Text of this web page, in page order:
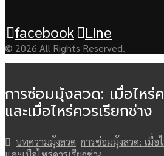
facebook Line
© 2026 All Rights Reserved.
การซ่อมมุ้งลวด: เมื่อไหร่
และเมื่อไหร่ควรเรียกช่าง
บทความมุ้งลวด การซ่อมมุ้งลวด: เมื่อ